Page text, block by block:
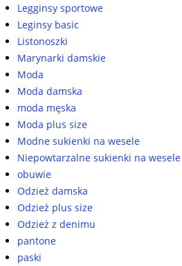
Legginsy sportowe
Leginsy basic
Listonoszki
Marynarki damskie
Moda
Moda damska
moda męska
Moda plus size
Modne sukienki na wesele
Niepowtarzalne sukienki na wesele
obuwie
Odzież damska
Odzież plus size
Odzież z denimu
pantone
paski